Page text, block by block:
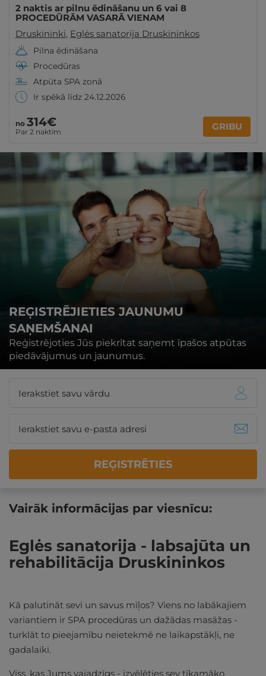
2 naktis ar pilnu ēdināšanu un 6 vai 8
PROCEDŪRĀM VASARĀ VIENAM
Druskininki, Eglės sanatorija Druskininkos
Pilna ēdināšana
Procedūras
Atpūta SPA zonā
Ir spēkā līdz 24.12.2026
no 314€
Par 2 naktīm GRIBU
REĢISTRĒJIETIES JAUNUMU
SAŅEMŠANAI
Reģistrējoties Jūs piekrītat saņemt īpašos atpūtas
piedāvājumus un jaunumus.
REĢISTRĒTIES
Vairāk informācijas par viesnīcu:
Eglės sanatorija - labsajūta un
rehabilitācija Druskininkos
Kā palutināt sevi un savus mīļos? Viens no labākajiem
variantiem ir SPA procedūras un dažādas masāžas -
turklāt to pieejamību neietekmē ne laikapstākļi, ne
gadalaiki.
Viss, kas Jums vajadzīgs - izvēlēties sev tīkamāko